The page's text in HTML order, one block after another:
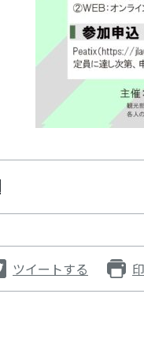
ツイートする